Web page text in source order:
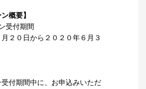
概要】
受付期間
２０日から２０２０年６月３
付期間中に、お申込みいただ